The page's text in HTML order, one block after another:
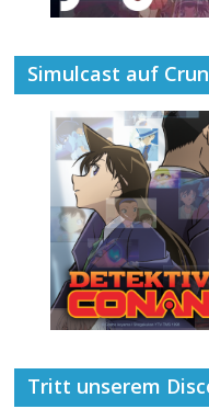
Simulcast auf
Tritt unserem